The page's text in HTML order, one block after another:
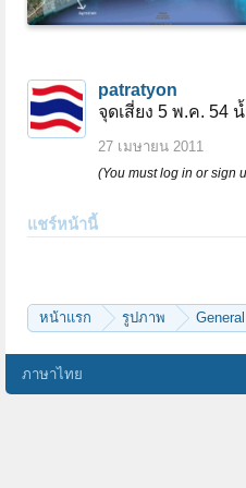
patratyon
จุดเสี่ยง 5 พ.ค. 54
27 เมษายน 2011
(You must log in or sign
แชร์หน้านี้
หน้าแรก รูปภาพ General
ภาษาไทย